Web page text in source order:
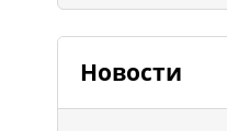
Новости